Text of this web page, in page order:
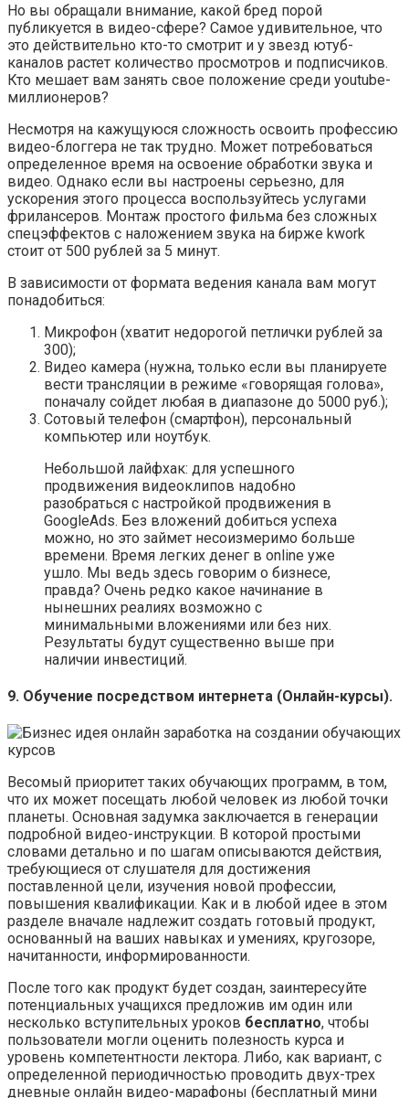
Но вы обращали внимание, какой бред порой
публикуется в видео-сфере? Самое удивительное, что
это действительно кто-то смотрит и у звезд ютуб-
каналов растет количество просмотров и подписчиков.
Кто мешает вам занять свое положение среди youtube-
миллионеров?
Несмотря на кажущуюся сложность освоить профессию
видео-блоггера не так трудно. Может потребоваться
определенное время на освоение обработки звука и
видео. Однако если вы настроены серьезно, для
ускорения этого процесса воспользуйтесь услугами
фрилансеров. Монтаж простого фильма без сложных
спецэффектов с наложением звука на бирже kwork
стоит от 500 рублей за 5 минут.
В зависимости от формата ведения канала вам могут
понадобиться:
Микрофон (хватит недорогой петлички рублей за
300);
Видео камера (нужна, только если вы планируете
вести трансляции в режиме «говорящая голова»,
поначалу сойдет любая в диапазоне до 5000 руб.);
Сотовый телефон (смартфон), персональный
компьютер или ноутбук.
Небольшой лайфхак: для успешного
продвижения видеоклипов надобно
разобраться с настройкой продвижения в
GoogleAds. Без вложений добиться успеха
можно, но это займет несоизмеримо больше
времени. Время легких денег в online уже
ушло. Мы ведь здесь говорим о бизнесе,
правда? Очень редко какое начинание в
нынешних реалиях возможно с
минимальными вложениями или без них.
Результаты будут существенно выше при
наличии инвестиций.
9. Обучение посредством интернета (Онлайн-курсы).
Весомый приоритет таких обучающих программ, в том,
что их может посещать любой человек из любой точки
планеты. Основная задумка заключается в генерации
подробной видео-инструкции. В которой простыми
словами детально и по шагам описываются действия,
требующиеся от слушателя для достижения
поставленной цели, изучения новой профессии,
повышения квалификации. Как и в любой идее в этом
разделе вначале надлежит создать готовый продукт,
основанный на ваших навыках и умениях, кругозоре,
начитанности, информированности.
После того как продукт будет создан, заинтересуйте
потенциальных учащихся предложив им один или
несколько вступительных уроков бесплатно, чтобы
пользователи могли оценить полезность курса и
уровень компетентности лектора. Либо, как вариант, с
определенной периодичностью проводить двух-трех
дневные онлайн видео-марафоны (бесплатный мини